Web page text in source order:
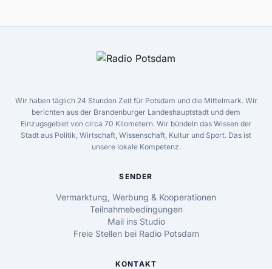
Wir haben täglich 24 Stunden Zeit für Potsdam und die Mittelmark. Wir
berichten aus der Brandenburger Landeshauptstadt und dem
Einzugsgebiet von circa 70 Kilometern. Wir bündeln das Wissen der
Stadt aus Politik, Wirtschaft, Wissenschaft, Kultur und Sport. Das ist
unsere lokale Kompetenz.
SENDER
Vermarktung, Werbung & Kooperationen
Teilnahmebedingungen
Mail ins Studio
Freie Stellen bei Radio Potsdam
KONTAKT